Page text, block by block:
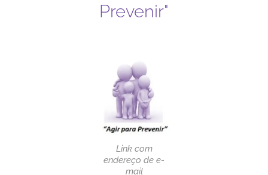
Prevenir"
Link com
endereço de e-
mail